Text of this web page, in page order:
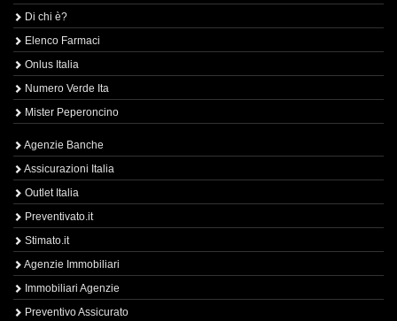
Di chi è?
Elenco Farmaci
Onlus Italia
Numero Verde Ita
Mister Peperoncino
Agenzie Banche
Assicurazioni Italia
Outlet Italia
Preventivato.it
Stimato.it
Agenzie Immobiliari
Immobiliari Agenzie
Preventivo Assicurato